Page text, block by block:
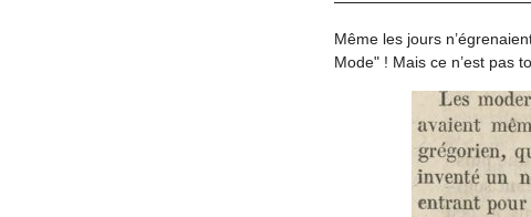
Même les jours
Mode" ! Mais ce n’est pas